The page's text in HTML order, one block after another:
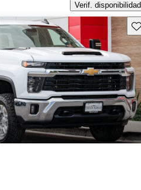
Verif. disponibilidad